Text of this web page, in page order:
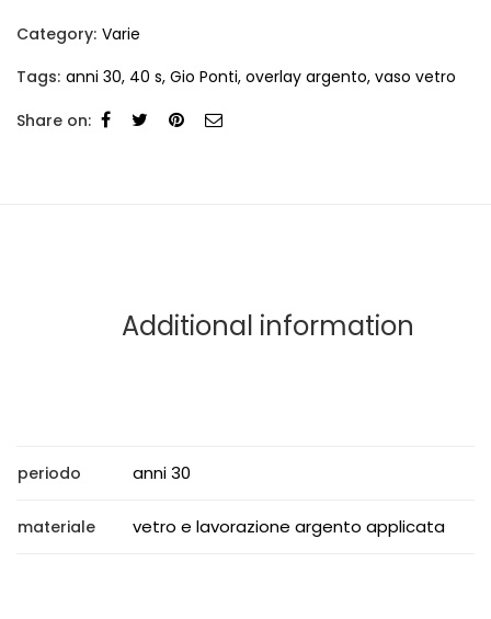
Category: Varie
Tags: anni 30, 40 s, Gio Ponti, overlay argento, vaso vetro
Share on:
Additional information
periodo anni 30
materiale vetro e lavorazione argento applicata